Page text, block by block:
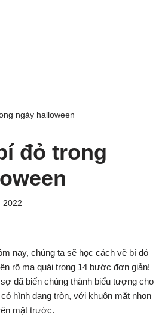
ngày halloween
đỏ trong
2022
nay, chúng ta sẽ học cách vẽ bí đỏ
rõ ma quái trong 14 bước đơn giản!
đã biến chúng thành biểu tượng cho
hình dạng tròn, với khuôn mặt nhọn
mặt trước.